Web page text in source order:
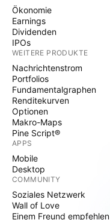
Ökonomie
Earnings
Dividenden
IPOs
WEITERE PRODUKTE
Nachrichtenstrom
Portfolios
Fundamentalgraphen
Renditekurven
Optionen
Makro-Maps
Pine Script®
APPS
Mobile
Desktop
COMMUNITY
Soziales Netzwerk
Wall of Love
Einem Freund empfehlen